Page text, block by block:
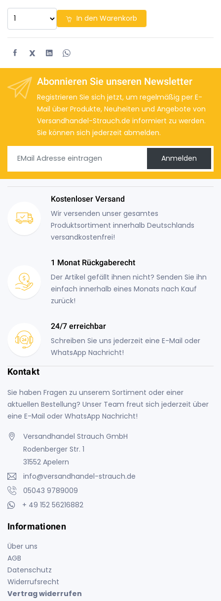
In den Warenkorb
X
Abonnieren Sie unseren Newsletter
Registrieren Sie sich jetzt, um regelmäßig per E-
Mail über Produkte, Neuheiten und Angebote von
Versandhandel-Strauch.de informiert zu werden.
Sie können sich jederzeit abmelden.
Anmelden
Kostenloser Versand
Wir versenden unser gesamtes
Produktsortiment innerhalb Deutschlands
versandkostenfrei!
1 Monat Rückgaberecht
Der Artikel gefällt ihnen nicht? Senden Sie ihn
einfach innerhalb eines Monats nach Kauf
zurück!
24/7 erreichbar
Schreiben Sie uns jederzeit eine E-Mail oder
WhatsApp Nachricht!
Kontakt
Sie haben Fragen zu unserem Sortiment oder einer
aktuellen Bestellung? Unser Team freut sich jederzeit über
eine E-Mail oder WhatsApp Nachricht!
Versandhandel Strauch GmbH
Rodenberger Str. 1
31552 Apelern
info@versandhandel-strauch.de
05043 9789009
+ 49 152 56216882
Informationen
Über uns
AGB
Datenschutz
Widerrufsrecht
Vertrag widerrufen